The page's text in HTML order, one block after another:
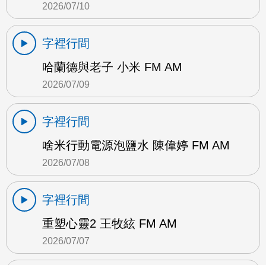
2026/07/10
字裡行間
哈蘭德與老子 小米 FM AM
2026/07/09
字裡行間
啥米行動電源泡鹽水 陳偉婷 FM AM
2026/07/08
字裡行間
重塑心靈2 王牧絃 FM AM
2026/07/07